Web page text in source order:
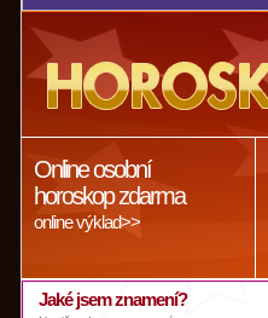
Online osobní
horoskop zdarma
online výklad>>
Jaké jsem znamení?